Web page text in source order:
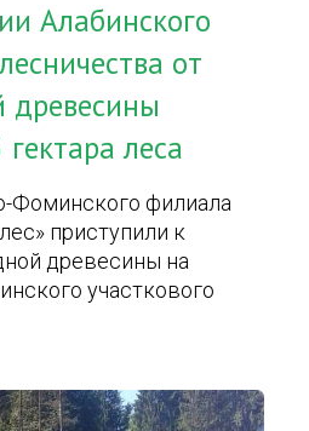
Алабинского
от
древесины
леса
Фоминского филиала
приступили к
древесины на
участкового